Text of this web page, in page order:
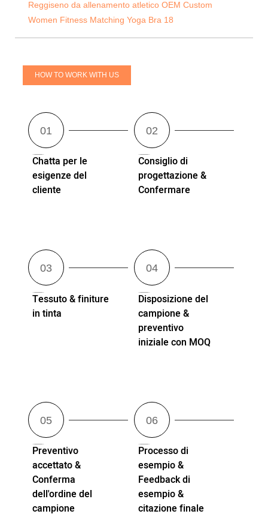
HOW TO WORK WITH US
Chatta per le
esigenze del
cliente
Consiglio di
progettazione &
Confermare
Tessuto & finiture
in tinta
Disposizione del
campione &
preventivo
iniziale con MOQ
Preventivo
accettato &
Conferma
dell'ordine del
campione
Processo di
esempio &
Feedback di
esempio &
citazione finale